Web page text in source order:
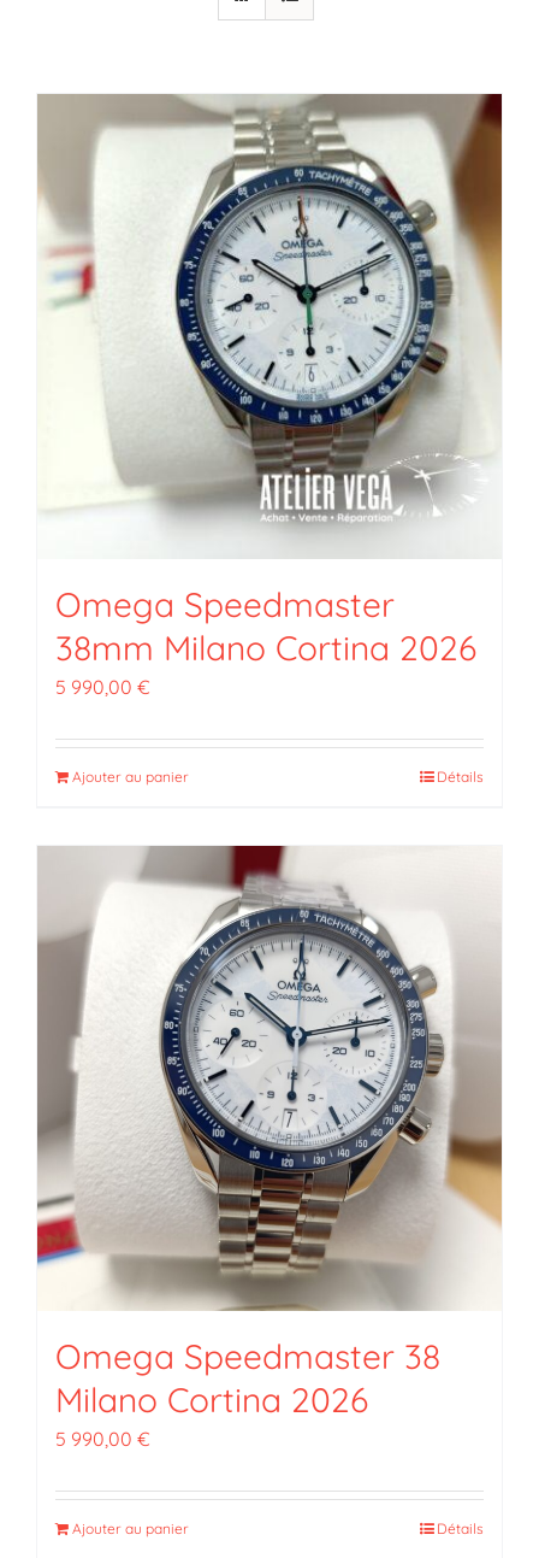
Omega Speedmaster
38mm Milano Cortina 2026
5 990,00 €
Ajouter au panier Détails
Omega Speedmaster 38
Milano Cortina 2026
5 990,00 €
Ajouter au panier Détails